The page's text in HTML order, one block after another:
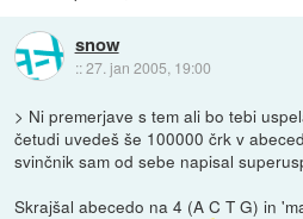
snow
::27. jan 2005, 19:00
> Ni premerjave s tem ali bo tebi
četudi uvedeš še 100000 črk v
svinčnik sam od sebe napisal
Skrajšal abecedo na 4 (A C T G) in